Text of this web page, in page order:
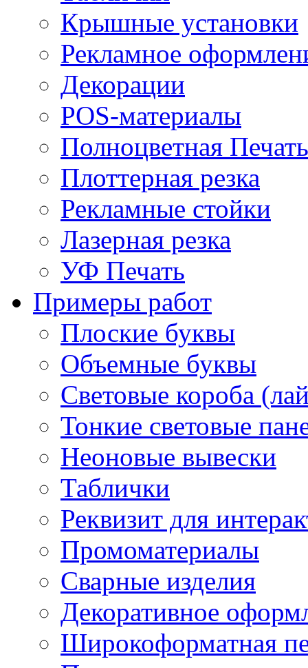
Крышные установки
Рекламное
Декорации
POS-материалы
Полноцветная Печать
Плоттерная резка
Рекламные стойки
Лазерная резка
УФ Печать
Примеры работ
Плоские буквы
Объемные буквы
Световые короба
Тонкие световые
Неоновые вывески
Таблички
Реквизит для
Промоматериалы
Сварные изделия
Декоративное
Широкоформатная